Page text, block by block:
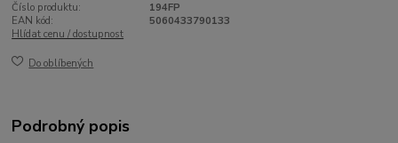
Číslo produktu:
194FP
EAN kód:
5060433790133
Hlídat cenu / dostupnost
Do oblíbených
Podrobný popis